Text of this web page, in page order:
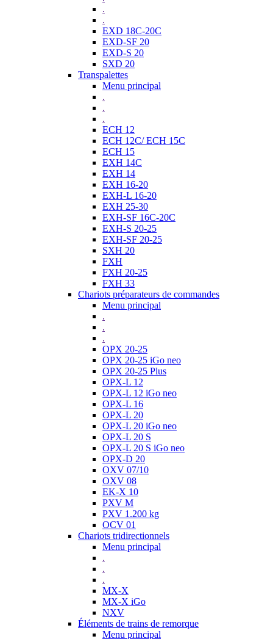
.
.
EXD 18C-20C
EXD-SF 20
EXD-S 20
SXD 20
Transpalettes
Menu principal
.
.
.
ECH 12
ECH 12C/ ECH 15C
ECH 15
EXH 14C
EXH 14
EXH 16-20
EXH-L 16-20
EXH 25-30
EXH-SF 16C-20C
EXH-S 20-25
EXH-SF 20-25
SXH 20
FXH
FXH 20-25
FXH 33
Chariots préparateurs de commandes
Menu principal
.
.
.
OPX 20-25
OPX 20-25 iGo neo
OPX 20-25 Plus
OPX-L 12
OPX-L 12 iGo neo
OPX-L 16
OPX-L 20
OPX-L 20 iGo neo
OPX-L 20 S
OPX-L 20 S iGo neo
OPX-D 20
OXV 07/10
OXV 08
EK-X 10
PXV M
PXV 1.200 kg
OCV 01
Chariots tridirectionnels
Menu principal
.
.
.
MX-X
MX-X iGo
NXV
Éléments de trains de remorque
Menu principal